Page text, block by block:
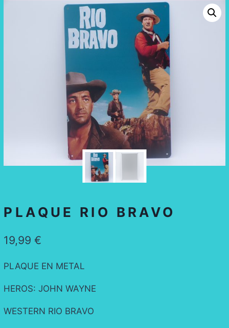
PLAQUE RIO BRAVO
19,99€
PLAQUE EN METAL
HEROS: JOHN WAYNE
WESTERN RIO BRAVO